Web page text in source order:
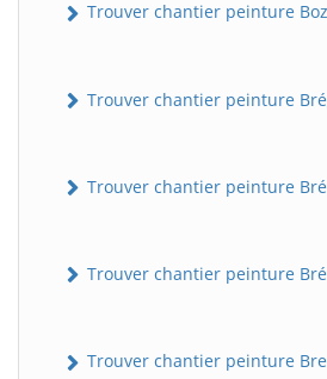
Trouver chantier peinture Boz
Trouver chantier peinture
Trouver chantier peinture
Trouver chantier peinture
Trouver chantier peinture